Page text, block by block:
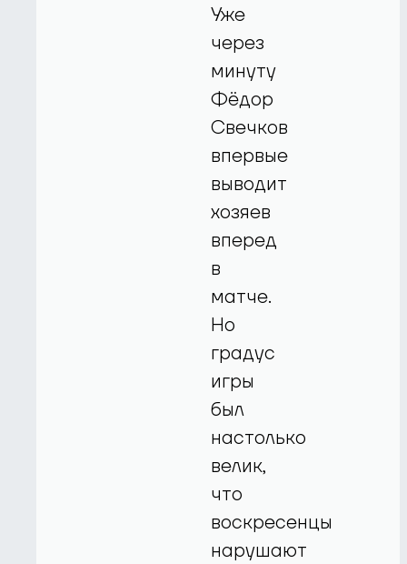
Уже
через
минуту
Фёдор
Свечков
впервые
выводит
хозяев
вперед
в
матче.
Но
градус
игры
был
настолько
велик,
что
воскресенцы
нарушают